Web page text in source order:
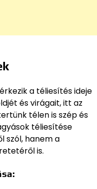
a téliesítés ideje
és virágait, itt az
télen is szép és
téliesítése
szól, hanem a
is.